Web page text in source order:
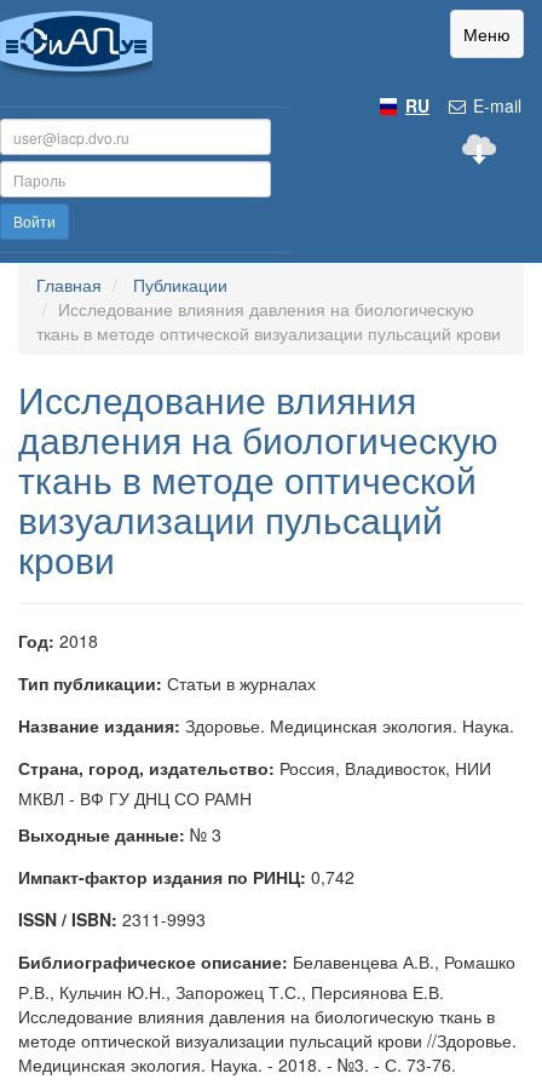
Меню
E-mail
RU
Войти
Главная
Публикации
Исследование влияния давления на биологическую
ткань в методе оптической визуализации пульсаций крови
Исследование влияния
давления на биологическую
ткань в методе оптической
визуализации пульсаций
крови
Год: 2018
Тип публикации: Статьи в журналах
Название издания: Здоровье. Медицинская экология. Наука.
Страна, город, издательство: Россия, Владивосток, НИИ
МКВЛ - ВФ ГУ ДНЦ СО РАМН
Выходные данные: № 3
Импакт-фактор издания по РИНЦ: 0,742
ISSN / ISBN: 2311-9993
Библиографическое описание: Белавенцева А.В., Ромашко
Р.В., Кульчин Ю.Н., Запорожец Т.С., Персиянова Е.В.
Исследование влияния давления на биологическую ткань в
методе оптической визуализации пульсаций крови //Здоровье.
Медицинская экология. Наука. - 2018. - №3. - С. 73-76.